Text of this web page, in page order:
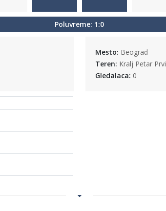
Poluvreme: 1:0
Mesto: Beograd
Teren: Kralj Petar Prvi
Gledalaca: 0